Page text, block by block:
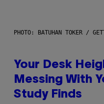
PHOTO: BATUHAN TOKER /
Your Desk
Messing With
Study Finds